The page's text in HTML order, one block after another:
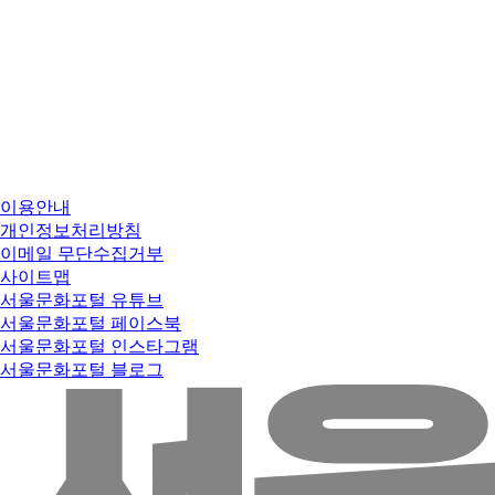
이용안내
개인정보처리방침
이메일 무단수집거부
사이트맵
서울문화포털 유튜브
서울문화포털 페이스북
서울문화포털 인스타그램
서울문화포털 블로그